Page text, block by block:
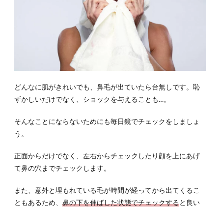
どんなに肌がきれいでも、鼻毛が出ていたら台無しです。恥
ずかしいだけでなく、ショックを与えることも…。
そんなことにならないためにも毎日鏡でチェックをしましょ
う。
正面からだけでなく、左右からチェックしたり顔を上にあげ
て鼻の穴までチェックします。
また、意外と埋もれている毛が時間が経ってから出てくるこ
ともあるため、 鼻の下を伸ばした状態でチェックすると良い